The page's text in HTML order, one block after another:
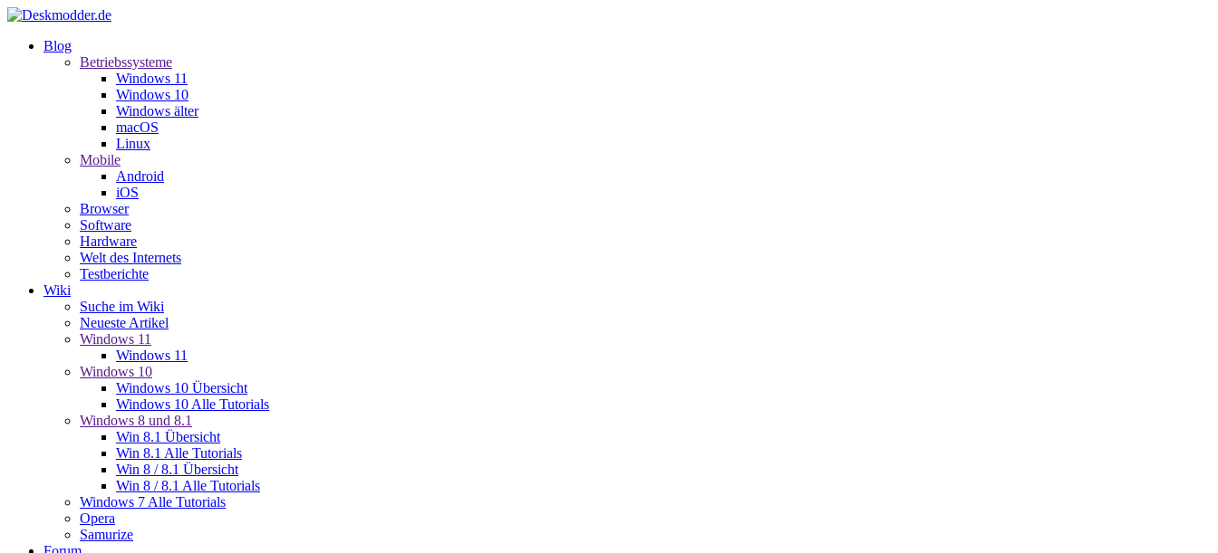
Blog
Betriebssysteme
Windows 11
Windows 10
Windows älter
macOS
Linux
Mobile
Android
iOS
Browser
Software
Hardware
Welt des Internets
Testberichte
Wiki
Suche im Wiki
Neueste Artikel
Windows 11
Windows 11
Windows 10
Windows 10 Übersicht
Windows 10 Alle Tutorials
Windows 8 und 8.1
Win 8.1 Übersicht
Win 8.1 Alle Tutorials
Win 8 / 8.1 Übersicht
Win 8 / 8.1 Alle Tutorials
Windows 7 Alle Tutorials
Opera
Samurize